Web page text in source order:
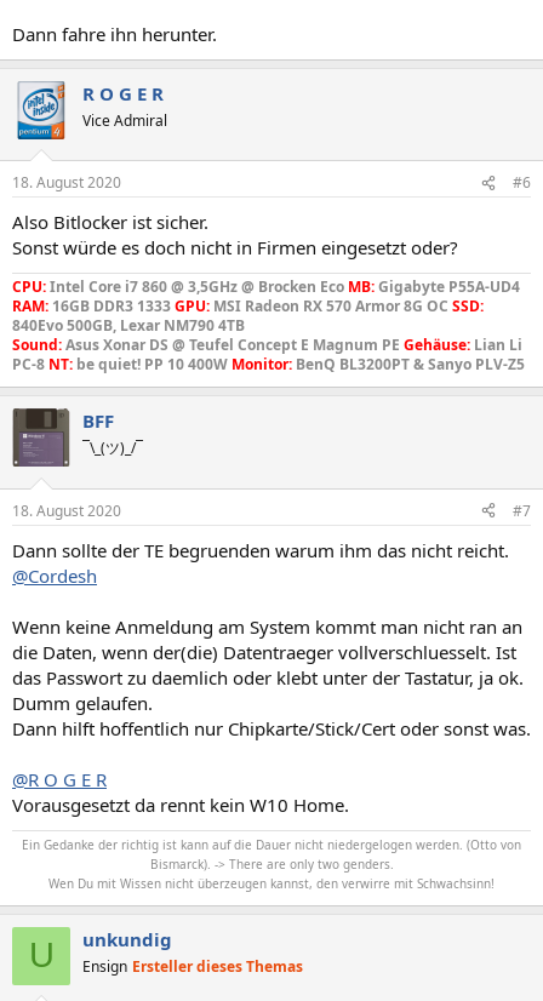
Dann fahre ihn herunter.
R O G E R
Vice Admiral
18. August 2020 #6
Also Bitlocker ist sicher.
Sonst würde es doch nicht in Firmen eingesetzt oder?
CPU:Intel Core i7 860 @ 3,5GHz @ Brocken Eco MB:Gigabyte P55A-UD4
RAM: 16GB DDR3 1333GPU: MSI Radeon RX 570 Armor 8G OC SSD:
840Evo 500GB, Lexar NM790 4TB
Sound:Asus Xonar DS @ Teufel Concept E Magnum PE Gehäuse: Lian Li
PC-8 NT: be quiet! PP 10 400W Monitor: BenQ BL3200PT & Sanyo PLV-Z5
BFF
¯\_(ツ)_/¯
18. August 2020 #7
Dann sollte der TE begruenden warum ihm das nicht reicht.
@Cordesh
Wenn keine Anmeldung am System kommt man nicht ran an
die Daten, wenn der(die) Datentraeger vollverschluesselt. Ist
das Passwort zu daemlich oder klebt unter der Tastatur, ja ok.
Dumm gelaufen.
Dann hilft hoffentlich nur Chipkarte/Stick/Cert oder sonst was.
@R O G E R
Vorausgesetzt da rennt kein W10 Home.
Ein Gedanke der richtig ist kann auf die Dauer nicht niedergelogen werden. (Otto von
Bismarck). -> There are only two genders.
Wen Du mit Wissen nicht überzeugen kannst, den verwirre mit Schwachsinn!
U unkundig
Ensign Ersteller dieses Themas